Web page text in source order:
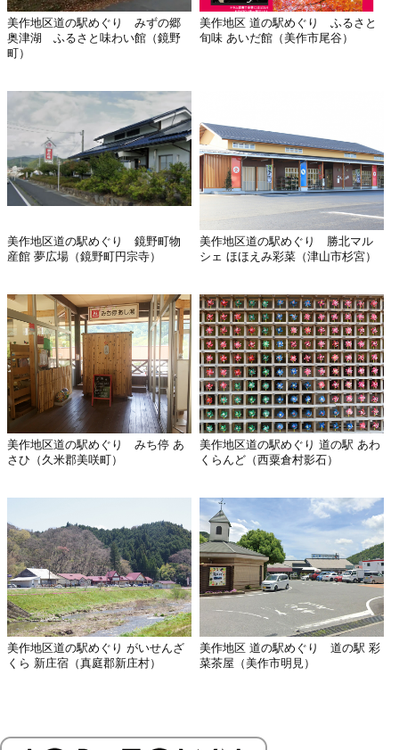
美作地区道の駅めぐり みずの郷
奥津湖 ふるさと味わい館（鏡野
町）
美作地区 道の駅めぐり ふるさと
旬味 あいだ館（美作市尾谷）
美作地区道の駅めぐり 鏡野町物
産館 夢広場（鏡野町円宗寺）
美作地区道の駅めぐり 勝北マル
シェ ほほえみ彩菜（津山市杉宮）
美作地区道の駅めぐり みち停 あ
さひ（久米郡美咲町）
美作地区道の駅めぐり 道の駅 あわ
くらんど（西粟倉村影石）
美作地区道の駅めぐり がいせんざ
くら 新庄宿（真庭郡新庄村）
美作地区 道の駅めぐり 道の駅 彩
菜茶屋（美作市明見）